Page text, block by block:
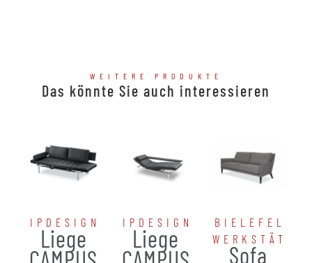
WEITERE PRODUKTE
Das könnte Sie auch interessieren
IPDESIGN
Liege
IPDESIGN
Liege
Sofa